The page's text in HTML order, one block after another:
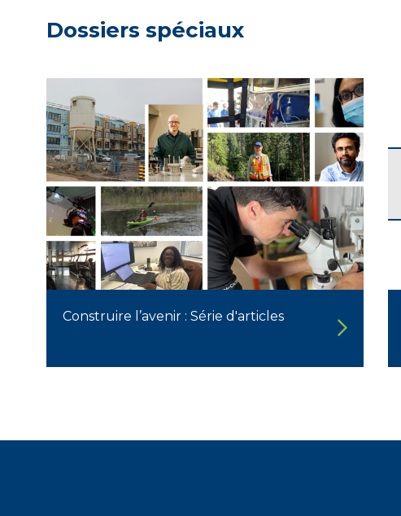
Dossiers spéciaux
Construire l’avenir : Série d'articles